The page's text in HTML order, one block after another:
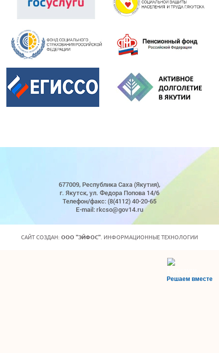
677009, Республика Саха (Якутия),
г. Якутск, ул. Федора Попова 14/6
Телефон/факс: (8(4112) 40-20-65
E-mail: rkcso@gov14.ru
САЙТ СОЗДАН: ООО "ЭЙФОС" . ИНФОРМАЦИОННЫЕ ТЕХНОЛОГИИ
Решаем вместе